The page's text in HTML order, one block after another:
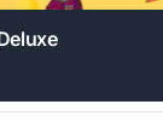
Deluxe